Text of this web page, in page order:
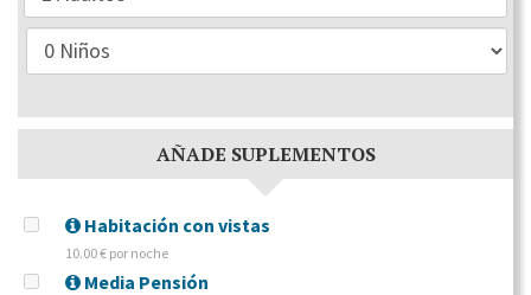
AÑADE SUPLEMENTOS
Habitación con vistas
10.00 € por noche
Media Pensión